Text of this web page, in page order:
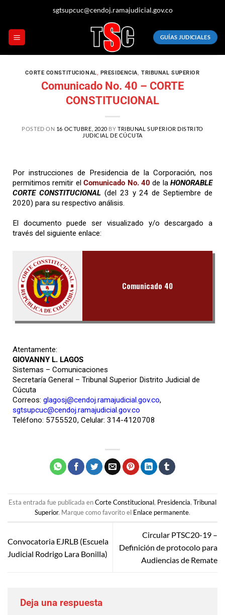
sgtsupcuc@cendoj.ramajudicial.gov.co
GUÍAS JUDICIALES
CORTE CONSTITUCIONAL, PRESIDENCIA,TRIBUNAL SUPERIOR
Comunicado No. 40 – CORTE
CONSTITUCIONAL
POSTED ON 16 OCTUBRE, 2020 BYTRIBUNAL SUPERIOR DISTRITO
JUDICIAL DE CÚCUTA
Por instrucciones de Presidencia de la Corporación, nos
permitimos remitir elComunicado No. 40 de la HONORABLE
CORTE CONSTITUCIONAL(del 23 y 24 de Septiembre de
2020) para su respectivo análisis.
El documento puede ser visualizado y/o descargado a
través del siguiente enlace:
Comunicado 40
Atentamente:
GIOVANNY L. LAGOS
Sistemas – Comunicaciones
Secretaría General – Tribunal Superior Distrito Judicial de
Cúcuta
Correos: glagosj@cendoj.ramajudicial.gov.co,
sgtsupcuc@cendoj.ramajudicial.gov.co
Teléfono: 5755520, Celular: 314-4120708
Esta entrada fue publicada enCorte Constitucional, Presidencia, Tribunal
Superior. Marque como favorito el Enlace permanente.
Convocatoria EJRLB (Escuela
Judicial Rodrigo Lara Bonilla)
Circular PTSC20-19 –
Definición de protocolo para
Audiencias de Remate
Deja una respuesta